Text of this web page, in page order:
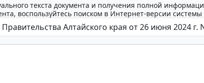
текста документа и получения полной
воспользуйтесь поиском в Интернет-версии системы